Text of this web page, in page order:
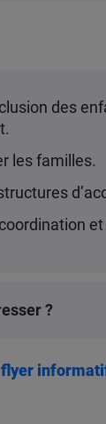
des
les familles.
?
flyer